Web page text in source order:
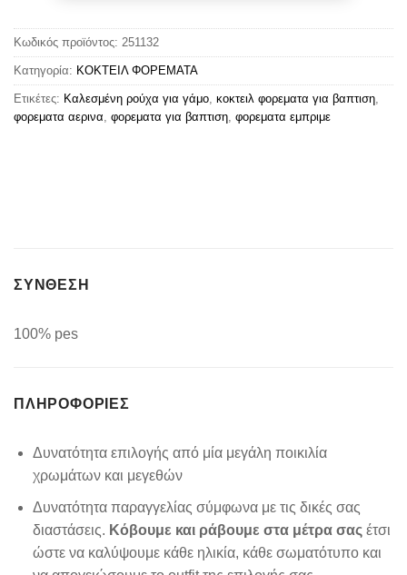
Κωδικός προϊόντος: 251132
Κατηγορία: ΚΟΚΤΕΙΛ ΦΟΡΕΜΑΤΑ
Ετικέτες: Καλεσμένη ρούχα για γάμο, κοκτειλ φορεματα για βαπτιση,
φορεματα αερινα, φορεματα για βαπτιση, φορεματα εμπριμε
ΣΥΝΘΕΣΗ
100% pes
ΠΛΗΡΟΦΟΡΊΕΣ
Δυνατότητα επιλογής από μία μεγάλη ποικιλία
χρωμάτων και μεγεθών
Δυνατότητα παραγγελίας σύμφωνα με τις δικές σας
διαστάσεις. Κόβουμε και ράβουμε στα μέτρα σας έτσι
ώστε να καλύψουμε κάθε ηλικία, κάθε σωματότυπο και